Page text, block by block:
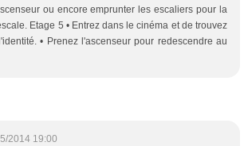
ou encore emprunter les escaliers pour la
Etage 5 • Entrez dans le cinéma et de trouvez
• Prenez l'ascenseur pour redescendre au
2014 19:00